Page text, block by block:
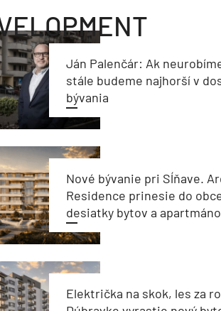
Ján Palenčár: Ak
stále budeme najhorší v
bývania
Nové bývanie pri Sĺňave.
Residence prinesie do
desiatky bytov a
Električka na skok, les za